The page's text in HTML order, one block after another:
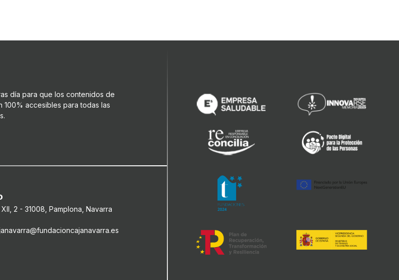
día para que los contenidos de
100% accesibles para todas las
2 - 31008, Pamplona, Navarra